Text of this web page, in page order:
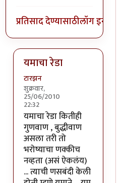
प्रतिसाद देण्यासाठीलॉग इन करा
यमाचा रेडा
टारझन
शुक्रवार,
25/06/2010
22:32
In reply toयमाला कॉमनसेन्स
यमाचा रेडा कितीही
गुणवाण , बुद्धीवाण
असला तरी तो
भरोष्याचा णक्कीच
नव्हता (असं ऐकलंय)
... त्याची णसबंदी केली